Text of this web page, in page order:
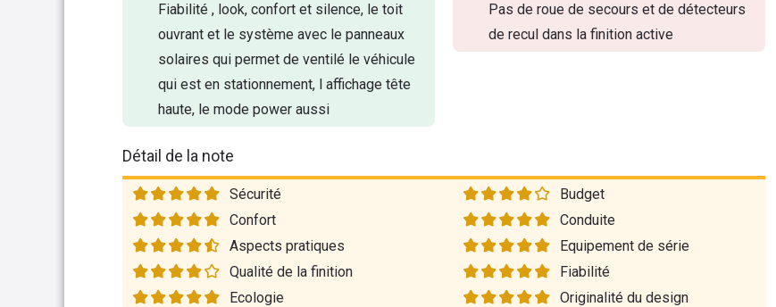
Fiabilité , look, confort et silence, le toit
ouvrant et le système avec le panneaux
solaires qui permet de ventilé le véhicule
qui est en stationnement, l affichage tête
haute, le mode power aussi
Pas de roue de secours et de détecteurs
de recul dans la finition active
Détail de la note
Sécurité
Budget
Confort
Conduite
Aspects pratiques
Equipement de série
Qualité de la finition
Fiabilité
Ecologie
Originalité du design